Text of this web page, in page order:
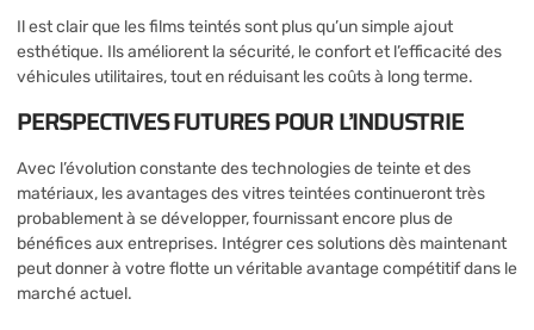
Il est clair que les films teintés sont plus qu’un simple ajout
esthétique. Ils améliorent la sécurité, le confort et l’efficacité des
véhicules utilitaires, tout en réduisant les coûts à long terme.
PERSPECTIVES FUTURES POUR L’INDUSTRIE
Avec l’évolution constante des technologies de teinte et des
matériaux, les avantages des vitres teintées continueront très
probablement à se développer, fournissant encore plus de
bénéfices aux entreprises. Intégrer ces solutions dès maintenant
peut donner à votre flotte un véritable avantage compétitif dans le
marché actuel.